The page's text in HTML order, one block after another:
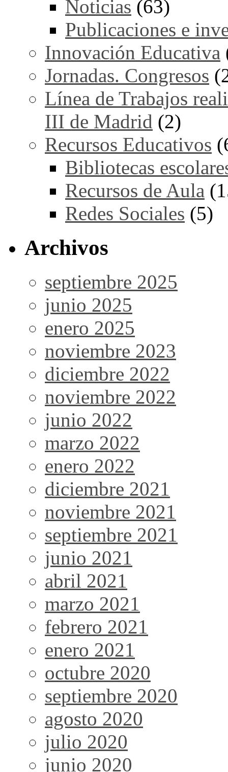
Noticias (63)
Publicaciones e
Innovación Educativa
Jornadas. Congresos
Línea de Trabajos
III de Madrid (2)
Recursos Educativos
Bibliotecas
Recursos de Aula
Redes Sociales (5)
Archivos
septiembre 2025
junio 2025
enero 2025
noviembre 2023
diciembre 2022
noviembre 2022
junio 2022
marzo 2022
enero 2022
diciembre 2021
noviembre 2021
septiembre 2021
junio 2021
abril 2021
marzo 2021
febrero 2021
enero 2021
octubre 2020
septiembre 2020
agosto 2020
julio 2020
junio 2020